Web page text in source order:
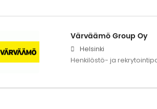
Värväämö Group Oy
Helsinki
Henkilöstö- ja